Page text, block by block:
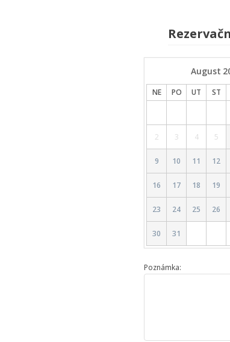
August
NE PO UT ST
2 3 4 5
9 10 11 12
16 17 18 19
23 24 25 26
30 31
Poznámka: